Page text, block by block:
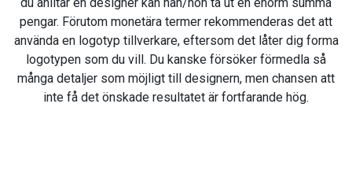
pengar. Förutom monetära termer rekommenderas det att
använda en logotyp tillverkare, eftersom det låter dig forma
logotypen som du vill. Du kanske försöker förmedla så
många detaljer som möjligt till designern, men chansen att
inte få det önskade resultatet är fortfarande hög.